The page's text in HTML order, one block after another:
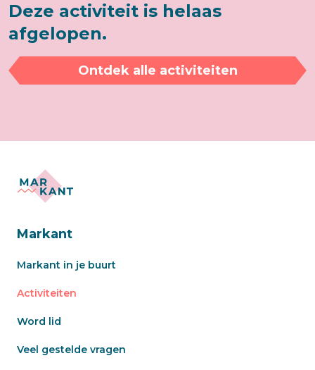
Deze activiteit is helaas
afgelopen.
Ontdek alle activiteiten
Markant
Markant in je buurt
Activiteiten
Word lid
Veel gestelde vragen